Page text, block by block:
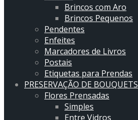
Brincos com Aro
Brincos Pequenos
Pendentes
Enfeites
Marcadores de Livros
Postais
Etiquetas para Prendas
PRESERVAÇÃO DE BOUQUETS
Flores Prensadas
Simples
Entre Vidros